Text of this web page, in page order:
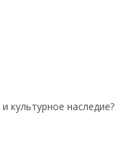
культурное наследие?